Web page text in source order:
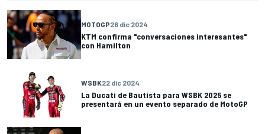
MOTOGP26 dic 2024
KTM confirma "conversaciones interesantes"
con Hamilton
WSBK22 dic 2024
La Ducati de Bautista para WSBK 2025 se
presentará en un evento separado de MotoGP